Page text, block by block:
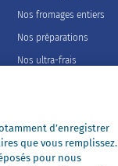
Nos fromages entiers
Nos préparations
Nos ultra-frais
Président Professionnel
Galbani Professionale
d’enregistrer
que vous remplissez.
pour nous